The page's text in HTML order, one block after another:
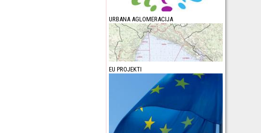
URBANA AGLOMERACIJA
EU PROJEKTI